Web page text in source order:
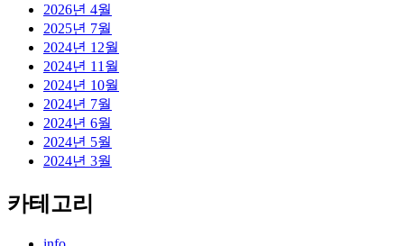
2026년 4월
2025년 7월
2024년 12월
2024년 11월
2024년 10월
2024년 7월
2024년 6월
2024년 5월
2024년 3월
카테고리